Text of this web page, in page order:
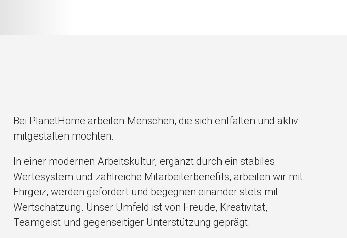
Bei PlanetHome arbeiten Menschen, die sich entfalten und aktiv
mitgestalten möchten.
In einer modernen Arbeitskultur, ergänzt durch ein stabiles
Wertesystem und zahlreiche Mitarbeiterbenefits, arbeiten wir mit
Ehrgeiz, werden gefördert und begegnen einander stets mit
Wertschätzung. Unser Umfeld ist von Freude, Kreativität,
Teamgeist und gegenseitiger Unterstützung geprägt.